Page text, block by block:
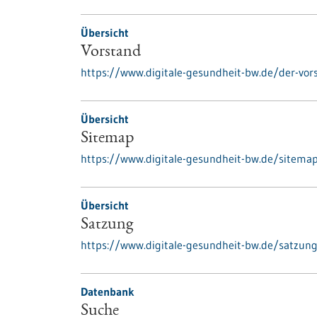
Übersicht
Vorstand
https://www.digitale-gesundheit-bw.de/der-
Übersicht
Sitemap
https://www.digitale-gesundheit-bw.de/sitemap
Übersicht
Satzung
https://www.digitale-gesundheit-bw.de/satzung
Datenbank
Suche